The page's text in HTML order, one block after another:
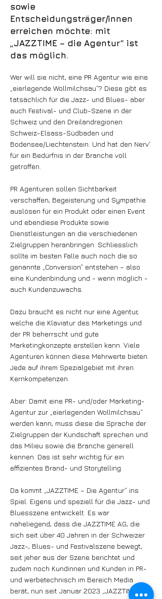
sowie
Entscheidungsträger/innen
erreichen möchte: mit
„JAZZTIME – die Agentur“ ist
das möglich.
Wer will sie nicht, eine PR Agentur wie eine
„eierlegende Wollmilchsau“? Diese gibt es
tatsächlich für die Jazz- und Blues- aber
auch Festival- und Club-Szene in der
Schweiz und den Dreilandregionen
Schweiz-Elsass-Südbaden und
Bodensee/Liechtenstein. Und hat den Nerv'
für ein Bedürfnis in der Branche voll
getroffen.
PR Agenturen sollen Sichtbarkeit
verschaffen, Begeisterung und Sympathie
auslösen für ein Produkt oder einen Event
und ebendiese Produkte sowie
Dienstleistungen an die verschiedenen
Zielgruppen heranbringen. Schliesslich
sollte im besten Falle auch noch die so
genannte „Conversion“ entstehen – also
eine Kundenbindung und - wenn möglich -
auch Kundenzuwachs.
Dazu braucht es nicht nur eine Agentur,
welche die Klaviatur des Marketings und
der PR beherrscht und gute
Marketingkonzepte erstellen kann. Viele
Agenturen können diese Mehrwerte bieten.
Jede auf ihrem Spezialgebiet mit ihren
Kernkompetenzen.
Aber: Damit eine PR- und/oder Marketing-
Agentur zur „eierlegenden Wollmilchsau“
werden kann, muss diese die Sprache der
Zielgruppen der Kundschaft sprechen und
das Milieu sowie die Branche generell
kennen. Das ist sehr wichtig für ein
effizientes Brand- und Storytelling.
Da kommt „JAZZTIME – Die Agentur“ ins
Spiel. Eigens und speziell für die Jazz- und
Bluesszene entwickelt. Es war
naheliegend, dass die JAZZTIME AG, die
sich seit über 40 Jahren in der Schweizer
Jazz-, Blues- und Festivalszene bewegt,
seit jeher aus der Szene berichtet und
zudem noch Kundinnen und Kunden in PR-
und werbetechnisch im Bereich Media
berät, nun seit Januar 2023 „JAZZTIME-